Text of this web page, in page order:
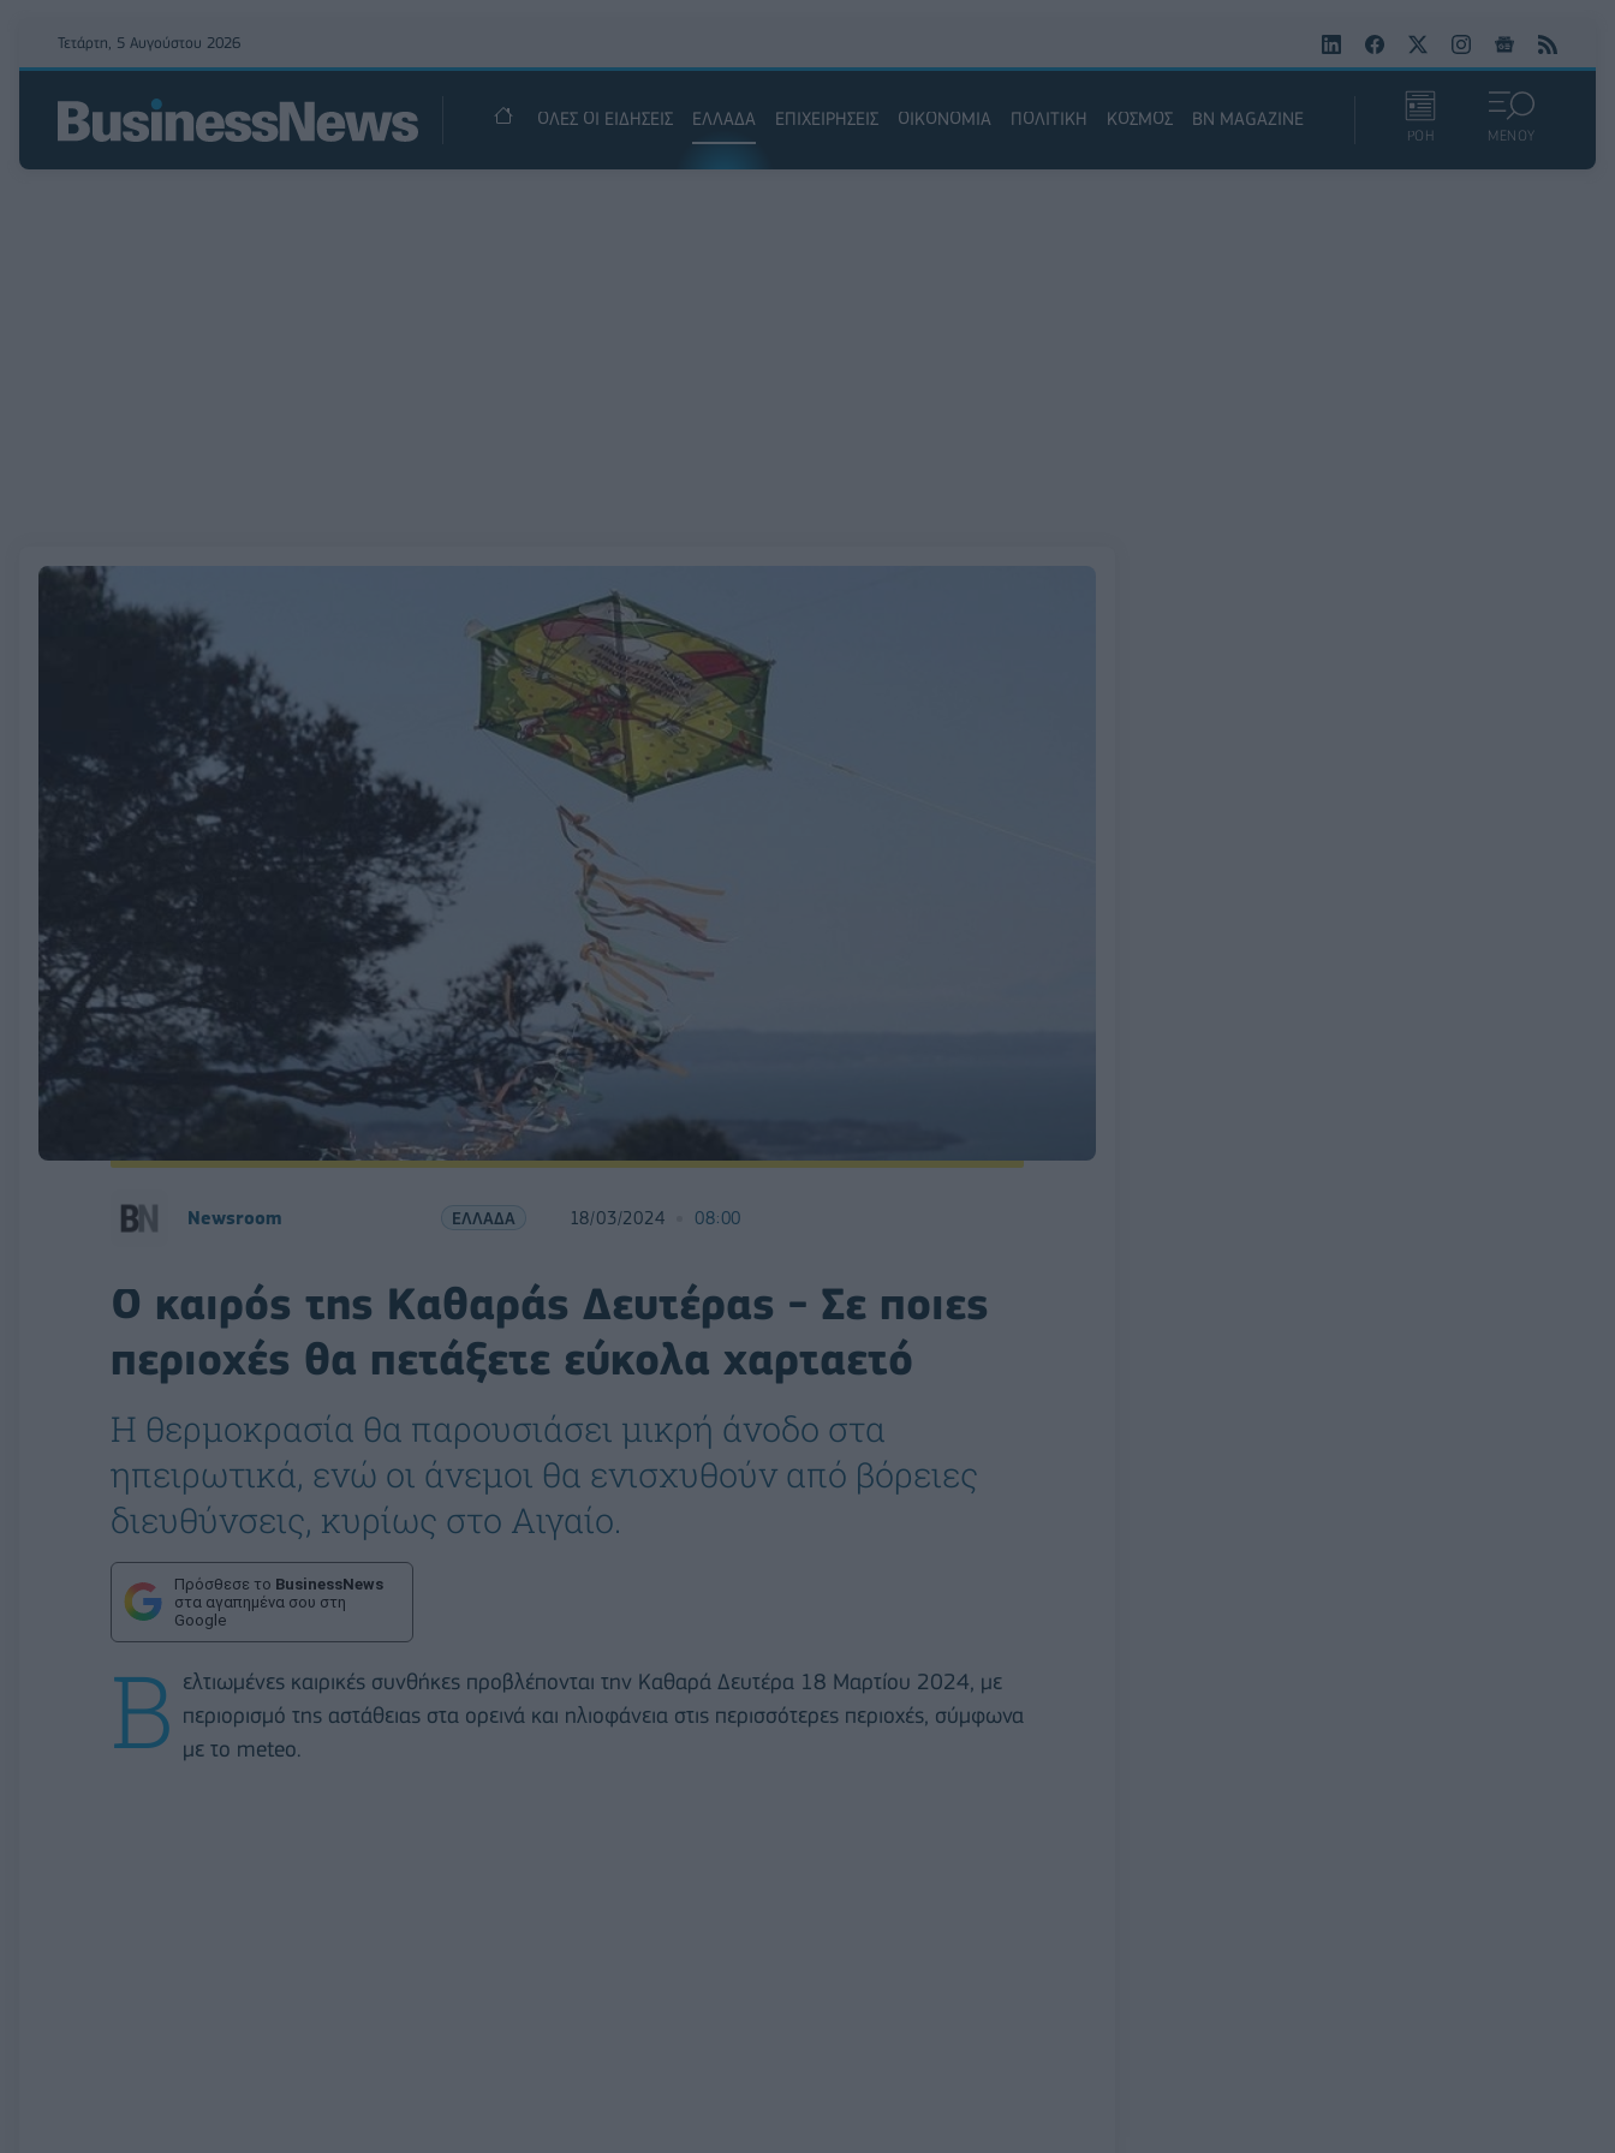
Τετάρτη, 5 Αυγούστου 2026
ΟΛΕΣ ΟΙ ΕΙΔΗΣΕΙΣ ΕΛΛΑΔΑ ΕΠΙΧΕΙΡΗΣΕΙΣ ΟΙΚΟΝΟΜΙΑ ΠΟΛΙΤΙΚΗ ΚΟΣΜΟΣ BN MAGAZINE
ΡΟΗ ΜΕΝΟΥ
Newsroom ΕΛΛΑΔΑ 18/03/2024 08:00
Ο καιρός της Καθαράς Δευτέρας - Σε ποιες
περιοχές θα πετάξετε εύκολα χαρταετό
Η θερμοκρασία θα παρουσιάσει μικρή άνοδο στα
ηπειρωτικά, ενώ οι άνεμοι θα ενισχυθούν από βόρειες
διευθύνσεις, κυρίως στο Αιγαίο.
Πρόσθεσε το BusinessNews
στα αγαπημένα σου στη
Google
Β ελτιωμένες καιρικές συνθήκες προβλέπονται την Καθαρά Δευτέρα 18 Μαρτίου 2024, με
περιορισμό της αστάθειας στα ορεινά και ηλιοφάνεια στις περισσότερες περιοχές, σύμφωνα
με το meteo.